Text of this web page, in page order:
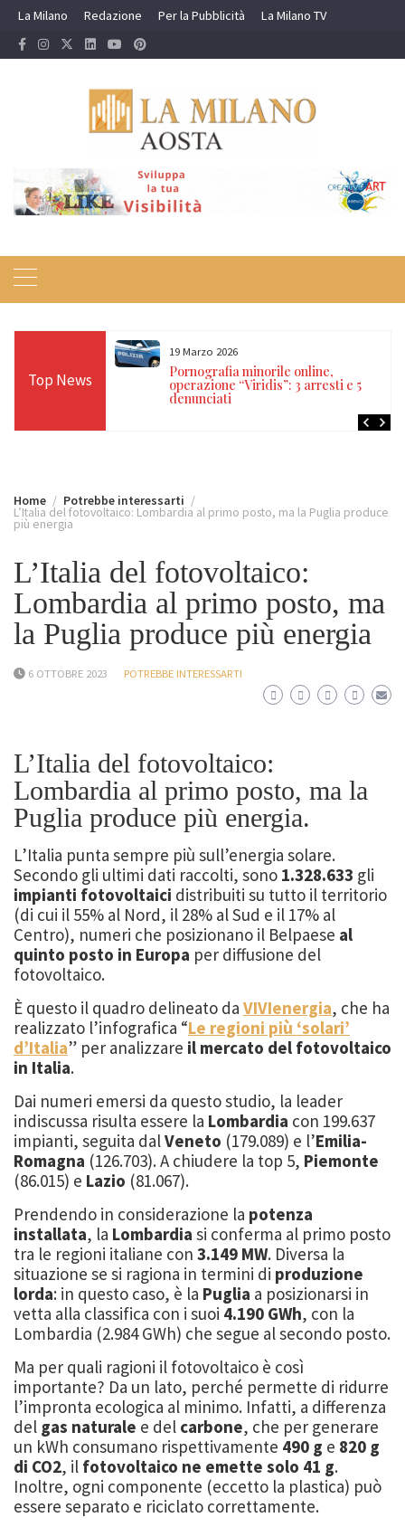
Skip
content
La Milano Redazione Per la Pubblicità La Milano TV
Top News
ore sulle Alpi:
Cervino e
19 Marzo 2026
Pornografia minorile online,
operazione “Viridis”: 3 arresti e 5
denunciati
Home Potrebbe interessarti
L’Italia del fotovoltaico: Lombardia al primo posto, ma la Puglia produce
più energia
L’Italia del fotovoltaico:
Lombardia al primo posto, ma
la Puglia produce più energia
6 OTTOBRE 2023 POTREBBE INTERESSARTI
L’Italia del fotovoltaico:
Lombardia al primo posto, ma la
Puglia produce più energia.
L’Italia punta sempre più sull’energia solare.
Secondo gli ultimi dati raccolti, sono 1.328.633 gli
impianti fotovoltaici distribuiti su tutto il territorio
(di cui il 55% al Nord, il 28% al Sud e il 17% al
Centro), numeri che posizionano il Belpaese al
quinto posto in Europa per diffusione del
fotovoltaico.
È questo il quadro delineato da VIVIenergia, che ha
realizzato l’infografica “Le regioni più ‘solari’
d’Italia” per analizzare il mercato del fotovoltaico
in Italia.
Dai numeri emersi da questo studio, la leader
indiscussa risulta essere la Lombardia con 199.637
impianti, seguita dalVeneto (179.089) e l’Emilia-
Romagna (126.703). A chiudere la top 5, Piemonte
(86.015) e Lazio (81.067).
Prendendo in considerazione la potenza
installata, la Lombardia si conferma al primo posto
tra le regioni italiane con 3.149 MW. Diversa la
situazione se si ragiona in termini di produzione
lorda: in questo caso, è la Puglia a posizionarsi in
vetta alla classifica con i suoi 4.190 GWh, con la
Lombardia (2.984 GWh) che segue al secondo posto.
Ma per quali ragioni il fotovoltaico è così
importante? Da un lato, perché permette di ridurre
l’impronta ecologica al minimo. Infatti, a differenza
del gas naturale e del carbone, che per generare
un kWh consumano rispettivamente 490 g e 820 g
di CO2, il fotovoltaico ne emette solo 41 g.
Inoltre, ogni componente (eccetto la plastica) può
essere separato e riciclato correttamente.